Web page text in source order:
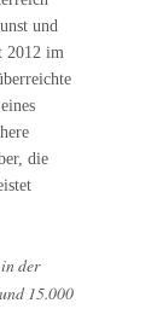
und
2012 im
die
der
15.000